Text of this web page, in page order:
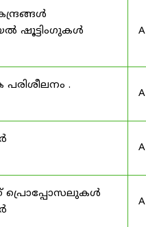
ഷൂട്ടിംഗുകൾ
.
പ്രൊപ്പോസലുകൾ